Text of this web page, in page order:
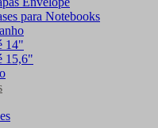
para Notebooks
14"
15,6"